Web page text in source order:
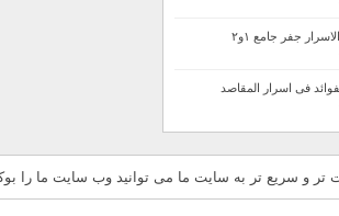
جفر جامع ۱و۲
فی اسرار المقاصد
و سریع تر به سایت ما می توانید وب سایت ما را